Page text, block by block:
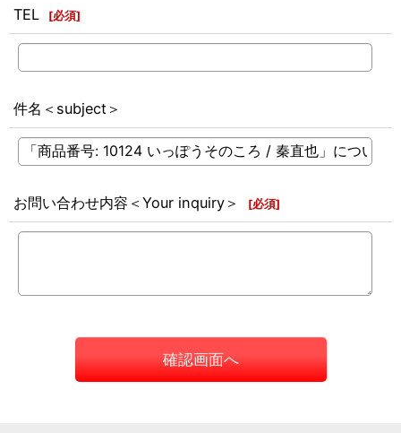
TEL [必須]
件名＜subject＞
お問い合わせ内容＜Your inquiry＞ [必須]
確認画面へ